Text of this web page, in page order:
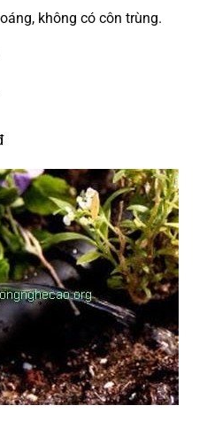
không có côn trùng.